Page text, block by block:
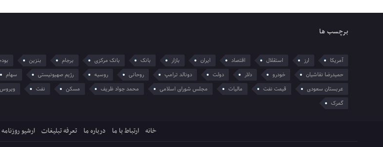
برچسب ها
آمریکا ارز استقلال اقتصاد ایران بازار بانک بانک مرکزی برجام بنزین
حمیدرضا نقاشیان
خودرو دلار دولت دونالد ترامپ روحانی روسیه رژیم صهیونیستی سهام
عربستان سعودی
قیمت نفت مالیات مجلس شورای اسلامی محمد جواد ظریف مسکن نفت ویروس
گمرک
خانه ارتباط با ما درباره ما تعرفه تبلیغات ارشیو روزنامه